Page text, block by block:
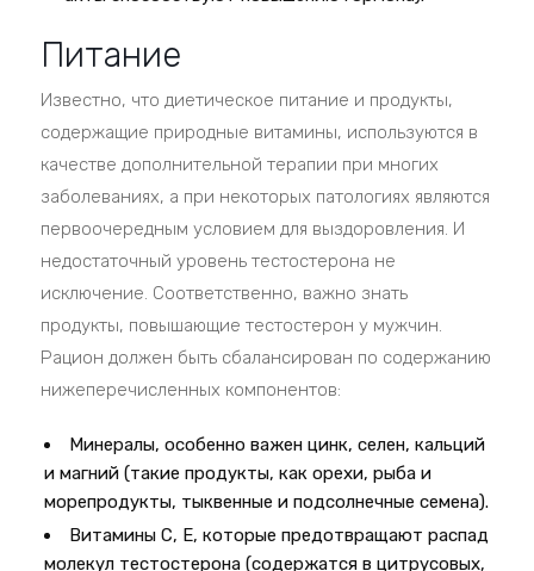
Питание
Известно, что диетическое питание и продукты,
содержащие природные витамины, используются в
качестве дополнительной терапии при многих
заболеваниях, а при некоторых патологиях являются
первоочередным условием для выздоровления. И
недостаточный уровень тестостерона не
исключение. Соответственно, важно знать
продукты, повышающие тестостерон у мужчин.
Рацион должен быть сбалансирован по содержанию
нижеперечисленных компонентов:
Минералы, особенно важен цинк, селен, кальций
и магний (такие продукты, как орехи, рыба и
морепродукты, тыквенные и подсолнечные семена).
Витамины С, Е, которые предотвращают распад
молекул тестостерона (содержатся в цитрусовых,